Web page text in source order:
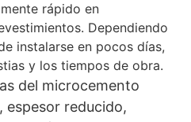
rápido en
Dependiendo
instalarse en pocos días,
y los tiempos de obra.
del microcemento
espesor reducido,